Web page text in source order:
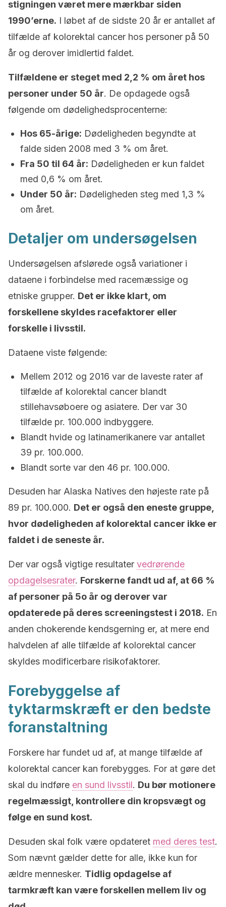
stigningen været mere mærkbar siden
1990’erne. I løbet af de sidste 20 år er antallet af
tilfælde af kolorektal cancer hos personer på 50
år og derover imidlertid faldet.
Tilfældene er steget med 2,2 % om året hos
personer under 50 år. De opdagede også
følgende om dødelighedsprocenterne:
Hos 65-årige: Dødeligheden begyndte at
falde siden 2008 med 3 % om året.
Fra 50 til 64 år: Dødeligheden er kun faldet
med 0,6 % om året.
Under 50 år: Dødeligheden steg med 1,3 %
om året.
Detaljer om undersøgelsen
Undersøgelsen afslørede også variationer i
dataene i forbindelse med racemæssige og
etniske grupper. Det er ikke klart, om
forskellene skyldes racefaktorer eller
forskelle i livsstil.
Dataene viste følgende:
Mellem 2012 og 2016 var de laveste rater af
tilfælde af kolorektal cancer blandt
stillehavsøboere og asiatere. Der var 30
tilfælde pr. 100.000 indbyggere.
Blandt hvide og latinamerikanere var antallet
39 pr. 100.000.
Blandt sorte var den 46 pr. 100.000.
Desuden har Alaska Natives den højeste rate på
89 pr. 100.000. Det er også den eneste gruppe,
hvor dødeligheden af kolorektal cancer ikke er
faldet i de seneste år.
Der var også vigtige resultater vedrørende
opdagelsesrater. Forskerne fandt ud af, at 66 %
af personer på 5o år og derover var
opdaterede på deres screeningstest i 2018. En
anden chokerende kendsgerning er, at mere end
halvdelen af alle tilfælde af kolorektal cancer
skyldes modificerbare risikofaktorer.
Forebyggelse af
tyktarmskræft er den bedste
foranstaltning
Forskere har fundet ud af, at mange tilfælde af
kolorektal cancer kan forebygges. For at gøre det
skal du indføre en sund livsstil. Du bør motionere
regelmæssigt, kontrollere din kropsvægt og
følge en sund kost.
Desuden skal folk være opdateret med deres test.
Som nævnt gælder dette for alle, ikke kun for
ældre mennesker. Tidlig opdagelse af
tarmkræft kan være forskellen mellem liv og